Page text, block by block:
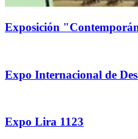
Exposición
Expo Internacional de
Expo Lira 1123